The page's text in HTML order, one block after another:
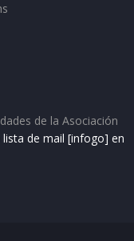
de la Asociación
lista de mail [infogo] en